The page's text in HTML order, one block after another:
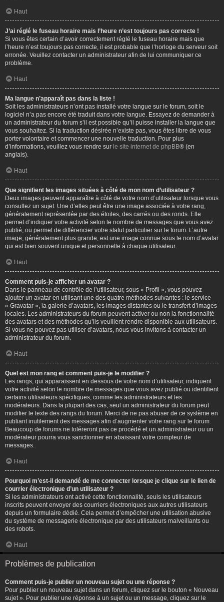
Haut
J’ai réglé le fuseau horaire mais l’heure n’est toujours pas correcte !
Si vous êtes certain d’avoir correctement réglé le fuseau horaire mais que
l’heure n’est toujours pas correcte, il est probable que l’horloge du serveur soit
erronée. Veuillez contacter un administrateur afin de lui communiquer ce
problème.
Haut
Ma langue n’apparaît pas dans la liste !
Soit les administrateurs n’ont pas installé votre langue sur le forum, soit le
logiciel n’a pas encore été traduit dans votre langue. Essayez de demander à
un administrateur du forum s’il est possible qu’il puisse installer la langue que
vous souhaitez. Si la traduction désirée n’existe pas, vous êtes libre de vous
porter volontaire et commencer une nouvelle traduction. Pour plus
d’informations, veuillez vous rendre sur le site internet de phpBB® (en
anglais).
Haut
Que signifient les images situées à côté de mon nom d’utilisateur ?
Deux images peuvent apparaître à côté de votre nom d’utilisateur lorsque vous
consultez un sujet. Une d’elles peut être une image associée à votre rang,
généralement représentée par des étoiles, des carrés ou des ronds. Elle
permet d’indiquer votre activité selon le nombre de messages que vous avez
publié, ou permet de différencier votre statut particulier sur le forum. L’autre
image, généralement plus grande, est une image connue sous le nom d’avatar
qui est bien souvent unique et personnelle à chaque utilisateur.
Haut
Comment puis-je afficher un avatar ?
Dans le panneau de contrôle de l’utilisateur, sous « Profil », vous pouvez
ajouter un avatar en utilisant une des quatre méthodes suivantes : le service
« Gravatar », la galerie d’avatars, les images distantes ou le transfert d’images
locales. Les administrateurs du forum peuvent activer ou non la fonctionnalité
des avatars et des méthodes qu’ils veuillent rendre disponible aux utilisateurs.
Si vous ne pouvez pas utiliser d’avatars, nous vous invitons à contacter un
administrateur du forum.
Haut
Quel est mon rang et comment puis-je le modifier ?
Les rangs, qui apparaissent en dessous de votre nom d’utilisateur, indiquent
votre activité selon le nombre de messages que vous avez publié ou identifient
certains utilisateurs spécifiques, comme les administrateurs et les
modérateurs. Dans la plupart des cas, seul un administrateur du forum peut
modifier le texte des rangs du forum. Merci de ne pas abuser de ce système en
publiant inutilement des messages afin d’augmenter votre rang sur le forum.
Beaucoup de forums ne toléreront pas ce procédé et un administrateur ou un
modérateur pourra vous sanctionner en abaissant votre compteur de
messages.
Haut
Pourquoi m’est-il demandé de me connecter lorsque je clique sur le lien de
courrier électronique d’un utilisateur ?
Si les administrateurs ont activé cette fonctionnalité, seuls les utilisateurs
inscrits peuvent envoyer des courriers électroniques aux autres utilisateurs
depuis un formulaire dédié. Cela permet d’empêcher une utilisation abusive
du système de messagerie électronique par des utilisateurs malveillants ou
des robots.
Haut
Problèmes de publication
Comment puis-je publier un nouveau sujet ou une réponse ?
Pour publier un nouveau sujet dans un forum, cliquez sur le bouton « Nouveau
sujet ». Pour publier une réponse à un sujet ou un message, cliquez sur le